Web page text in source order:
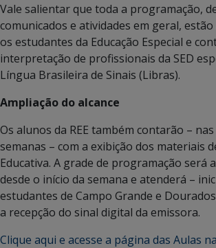
Vale salientar que toda a programação,
comunicados e atividades em geral,
os estudantes da Educação Especial e
interpretação de profissionais da SED
Língua Brasileira de Sinais (Libras).
Ampliação do alcance
Os alunos da REE também contarão –
semanas – com a exibição dos materiais
Educativa. A grade de programação será
desde o início da semana e atenderá –
estudantes de Campo Grande e
a recepção do sinal digital da emissora.
Clique aqui e acesse a página das Aulas